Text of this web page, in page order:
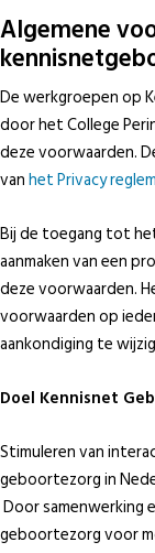
Algemene
De werkgroepen op
door het College
deze voorwaarden.
vanhet Privacy
Bij de toegang tot
aanmaken van een
deze voorwaarden.
voorwaarden op
aankondiging te
Doel Kennisnet
Stimuleren van
geboortezorg in
Door samenwerking
geboortezorg voor